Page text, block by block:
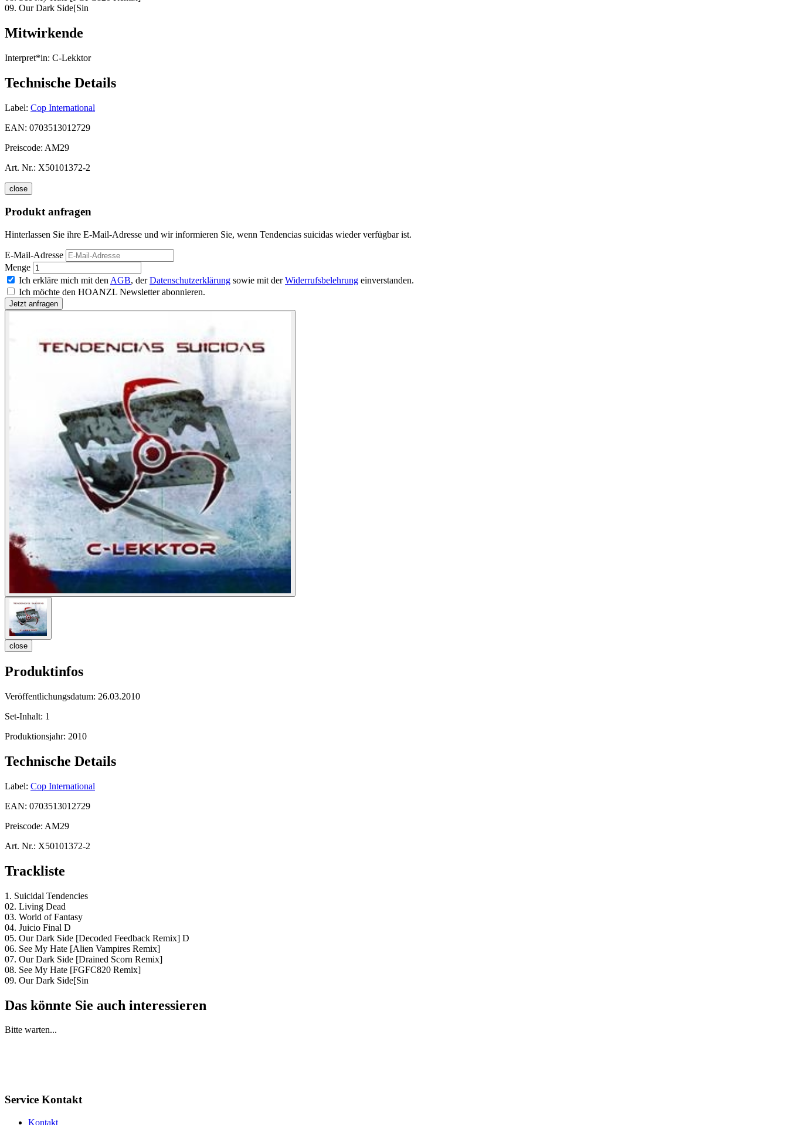
09. Our Dark Side[Sin
Mitwirkende
Interpret*in: C-Lekktor
Technische Details
Label: Cop International
EAN: 0703513012729
Preiscode: AM29
Art. Nr.: X50101372-2
close
Produkt anfragen
Hinterlassen Sie ihre E-Mail-Adresse und wir informieren Sie, wenn Tendencias suicidas wieder verfügbar ist.
E-Mail-Adresse
Menge
Ich erkläre mich mit den AGB, derDatenschutzerklärung sowie mit derWiderrufsbelehrung einverstanden.
Ich möchte den HOANZL Newsletter abonnieren.
close
Produktinfos
Veröffentlichungsdatum: 26.03.2010
Set-Inhalt: 1
Produktionsjahr: 2010
Technische Details
Label: Cop International
EAN: 0703513012729
Preiscode: AM29
Art. Nr.: X50101372-2
Trackliste
1. Suicidal Tendencies
02. Living Dead
03. World of Fantasy
04. Juicio Final D
05. Our Dark Side [Decoded Feedback Remix] D
06. See My Hate [Alien Vampires Remix]
07. Our Dark Side [Drained Scorn Remix]
08. See My Hate [FGFC820 Remix]
09. Our Dark Side[Sin
Das könnte Sie auch interessieren
Bitte warten...
Service Kontakt
Kontakt